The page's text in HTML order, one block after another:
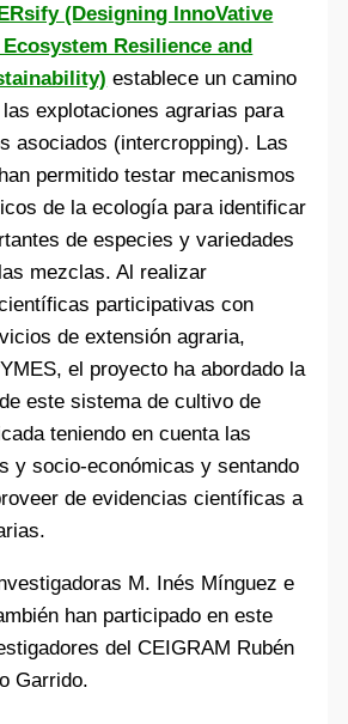
(Designing InnoVative
Resilience and
establece un camino
explotaciones agrarias para
asociados (intercropping). Las
permitido testar mecanismos
de la ecología para identificar
de especies y variedades
mezclas. Al realizar
participativas con
de extensión agraria,
el proyecto ha abordado la
este sistema de cultivo de
teniendo en cuenta las
y socio-económicas y sentando
de evidencias científicas a
M. Inés Mínguez e
han participado en este
del CEIGRAM Rubén
Garrido.